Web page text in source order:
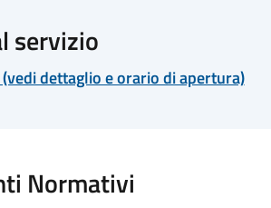
servizio
dettaglio e orario di apertura)
Normativi